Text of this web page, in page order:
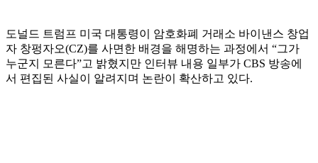
도널드 트럼프 미국 대통령이 암호화폐 거래소 바이낸스 창업
자 창펑자오(CZ)를 사면한 배경을 해명하는 과정에서 “그가
누군지 모른다”고 밝혔지만 인터뷰 내용 일부가 CBS 방송에
서 편집된 사실이 알려지며 논란이 확산하고 있다.